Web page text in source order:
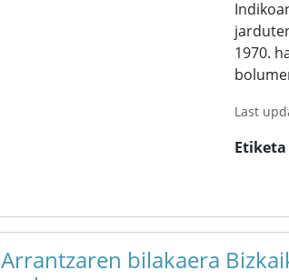
1970.
Last
Arrantzaren bilakaera